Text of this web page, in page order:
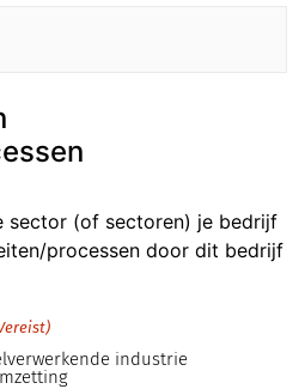
sector (of sectoren) je bedrijf
processen door dit bedrijf
industrie